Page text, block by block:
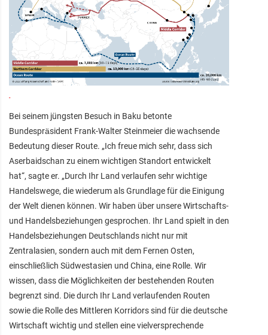
Bei seinem jüngsten Besuch in Baku betonte
Bundespräsident Frank-Walter Steinmeier die wachsende
Bedeutung dieser Route. „Ich freue mich sehr, dass sich
Aserbaidschan zu einem wichtigen Standort entwickelt
hat“, sagte er. „Durch Ihr Land verlaufen sehr wichtige
Handelswege, die wiederum als Grundlage für die Einigung
der Welt dienen können. Wir haben über unsere Wirtschafts-
und Handelsbeziehungen gesprochen. Ihr Land spielt in den
Handelsbeziehungen Deutschlands nicht nur mit
Zentralasien, sondern auch mit dem Fernen Osten,
einschließlich Südwestasien und China, eine Rolle. Wir
wissen, dass die Möglichkeiten der bestehenden Routen
begrenzt sind. Die durch Ihr Land verlaufenden Routen
sowie die Rolle des Mittleren Korridors sind für die deutsche
Wirtschaft wichtig und stellen eine vielversprechende